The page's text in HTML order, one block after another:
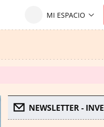
NEWSLETTER -